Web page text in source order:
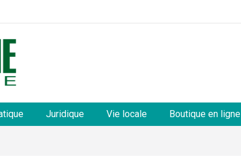
Juridique Vie locale Boutique en ligne